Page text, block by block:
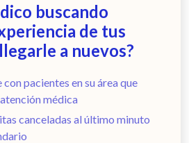
buscando
de tus
a nuevos?
pacientes en su área que
médica
canceladas al último minuto